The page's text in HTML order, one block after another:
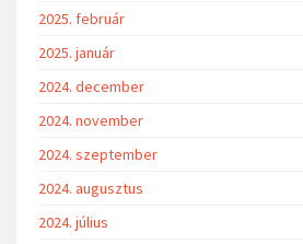
2025. február
2025. január
2024. december
2024. november
2024. szeptember
2024. augusztus
2024. július